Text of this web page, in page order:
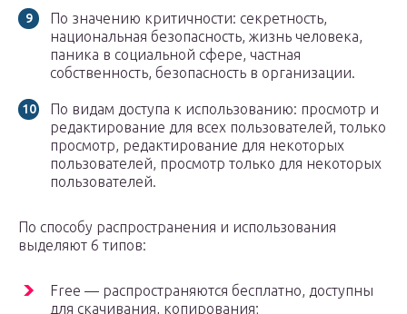
По значению критичности: секретность,
национальная безопасность, жизнь человека,
паника в социальной сфере, частная
собственность, безопасность в организации.
По видам доступа к использованию: просмотр и
редактирование для всех пользователей, только
просмотр, редактирование для некоторых
пользователей, просмотр только для некоторых
пользователей.
По способу распространения и использования
выделяют 6 типов:
Free — распространяются бесплатно, доступны
для скачивания, копирования;